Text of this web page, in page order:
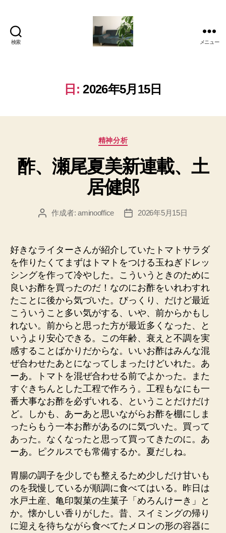
検索
美
(お
も
あ
の
ブ
ロ
グ
メニュー
日: 2026年5月15日
カ
ゴ
リ
ー
精神分析
酢、瀬尾夏美新連載、土
居健郎
投
作成者:aminooffice
投
2026年5月15日
好きなライターさんが紹介していたトマトサラダ
を作りたくてまずはトマトをつける玉ねぎドレッ
シングを作って冷やした。こういうときのために
良いお酢を買ったのだ！なのにお酢をいれわすれ
たことに後から気づいた。びっくり、だけど最近
こういうこと多い気がする、いや、前からかもし
れない。前からと思った方が最近多くなった、と
いうより安心できる。この年齢、衰えと不調を実
感することばかりだからな。いいお酢はみんな混
ぜ合わせたあとになってしまったけどいれた。あ
ーあ。トマトを混ぜ合わせる前でよかった。また
すぐきちんとした工程で作ろう。工程もなにも一
番大事なお酢を必ずいれる、ということだけだけ
ど。しかも、あーあと思いながらお酢を棚にしま
ったらもう一本お酢があるのに気づいた。買って
あった。なくなったと思って買ってきたのに。あ
ーあ。ピクルスでも常備するか。夏だしね。
胃腸の調子を少しでも整えるため少しだけ甘いも
のを我慢しているが順調に食べてはいる。昨日は
水戸土産、亀印製菓の生菓子「めろんけーき」と
か。懐かしい香りがした。昔、スイミングの帰り
に迎えを待ちながら食べてたメロンの形の容器に